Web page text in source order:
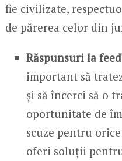
fie civilizate,
de părerea celor din
Răspunsuri la
important să
și să încerci să o
oportunitate de
scuze pentru
oferi soluții